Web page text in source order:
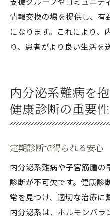
情報交換の場を提供し、有
になります。これにより、
り、患者がより良い生活を
内分泌系難病を
健康診断の重要性
定期診断で得られる安心
内分泌系難病や子宮筋腫
診断が不可欠です。健康診
常を見つけ、適切な治療に
内分泌系は、ホルモンバ